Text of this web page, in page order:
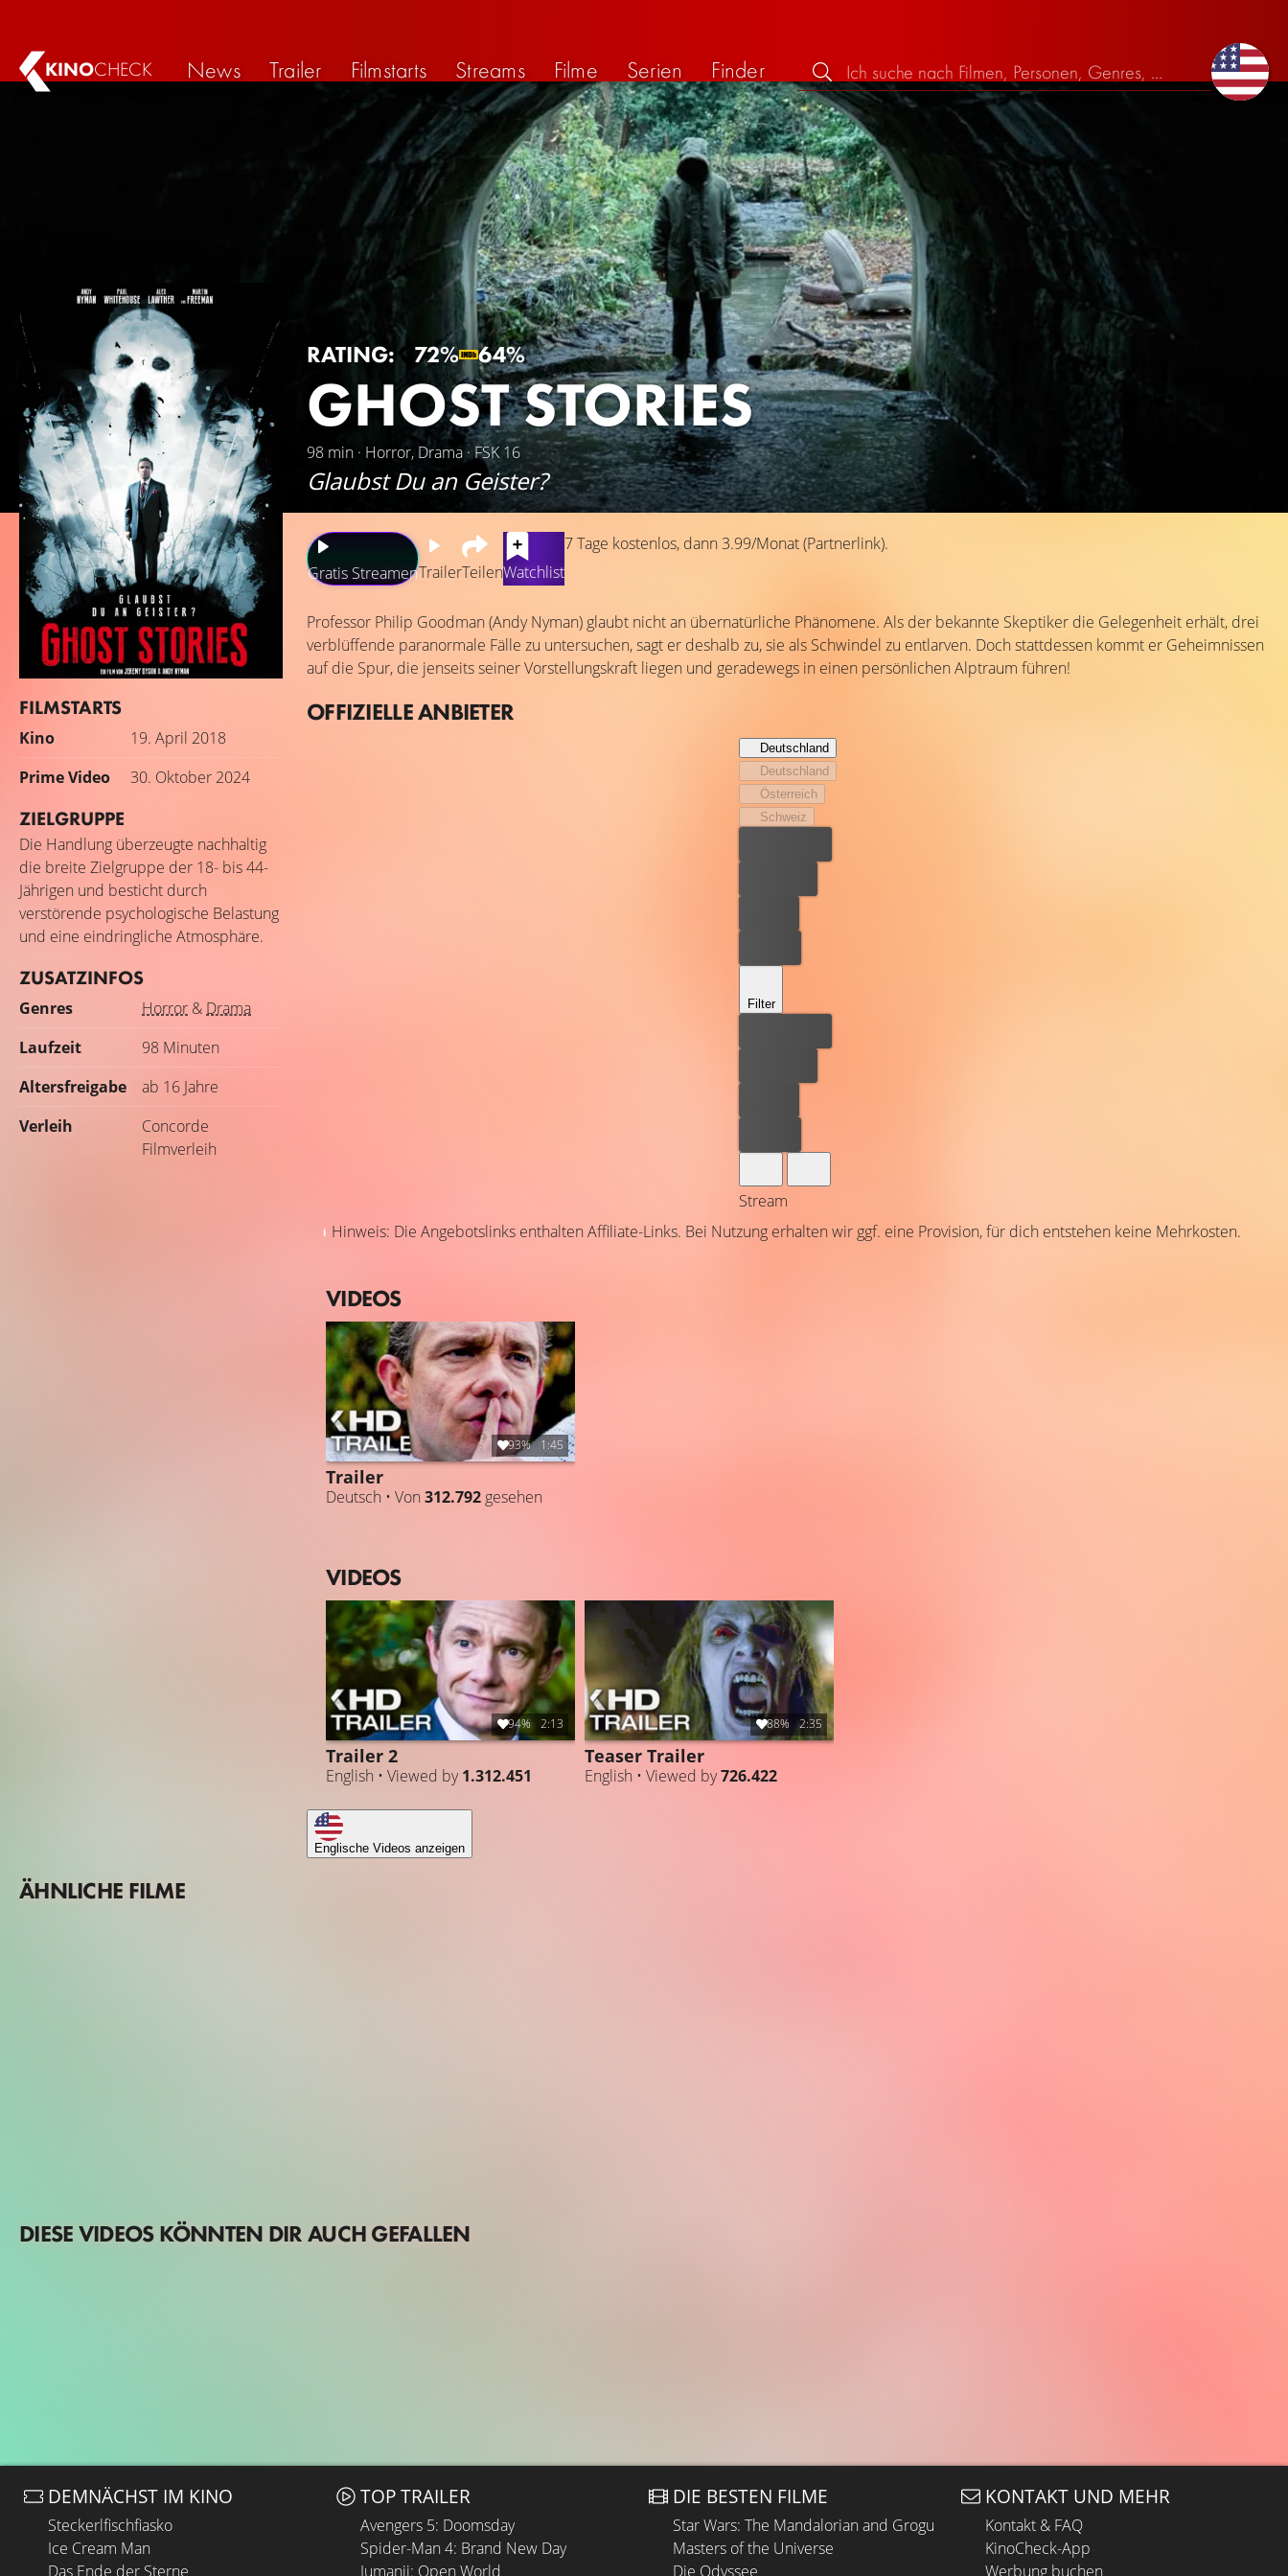
KINOCHECK News Trailer Filmstarts Streams Filme Serien Finder
RATING: 72% 64%
GHOST STORIES
98 min · Horror, Drama · FSK 16
Glaubst Du an Geister?
FILMSTARTS
Kino
19. April 2018
Prime Video
30. Oktober 2024
ZIELGRUPPE
Die Handlung überzeugte nachhaltig
die breite Zielgruppe der 18- bis 44-
Jährigen und besticht durch
verstörende psychologische Belastung
und eine eindringliche Atmosphäre.
ZUSATZINFOS
Genres Horror & Drama
Laufzeit
98 Minuten
Altersfreigabe
ab 16 Jahre
Verleih
Concorde
Filmverleih
Gratis StreamenTrailerTeilenWatchlist
7 Tage kostenlos, dann 3.99/Monat (Partnerlink).
Professor Philip Goodman (Andy Nyman) glaubt nicht an übernatürliche Phänomene. Als der bekannte Skeptiker die Gelegenheit erhält, drei
verblüffende paranormale Fälle zu untersuchen, sagt er deshalb zu, sie als Schwindel zu entlarven. Doch stattdessen kommt er Geheimnissen
auf die Spur, die jenseits seiner Vorstellungskraft liegen und geradewegs in einen persönlichen Alptraum führen!
OFFIZIELLE ANBIETER
Deutschland
Deutschland
Österreich
Schweiz
Filter
Stream
Hinweis: Die Angebotslinks enthalten Affiliate-Links. Bei Nutzung erhalten wir ggf. eine Provision, für dich entstehen keine Mehrkosten.
VIDEOS
93% 1:45
Trailer
Deutsch • Von312.792 gesehen
VIDEOS
94% 2:13
Trailer 2
English • Viewed by1.312.451
88% 2:35
Teaser Trailer
English • Viewed by726.422
Englische Videos anzeigen
ÄHNLICHE FILME
DIESE VIDEOS KÖNNTEN DIR AUCH GEFALLEN
DEMNÄCHST IM KINO
Steckerlfischfiasko
Ice Cream Man
Das Ende der Sterne
TOP TRAILER
Avengers 5: Doomsday
Spider-Man 4: Brand New Day
Jumanji: Open World
DIE BESTEN FILME
Star Wars: The Mandalorian and Grogu
Masters of the Universe
Die Odyssee
KONTAKT UND MEHR
Kontakt & FAQ
KinoCheck-App
Werbung buchen